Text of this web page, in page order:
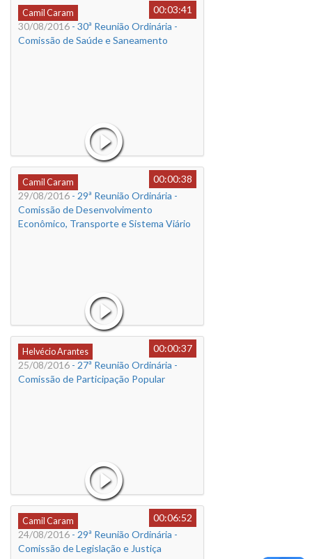
Camil Caram
00:03:41
30/08/2016 - 30ª Reunião Ordinária -
Comissão de Saúde e Saneamento
Camil Caram
00:00:38
29/08/2016 - 29ª Reunião Ordinária -
Comissão de Desenvolvimento
Econômico, Transporte e Sistema Viário
Helvécio Arantes
00:00:37
25/08/2016 - 27ª Reunião Ordinária -
Comissão de Participação Popular
Camil Caram
00:06:52
24/08/2016 - 29ª Reunião Ordinária -
Comissão de Legislação e Justiça